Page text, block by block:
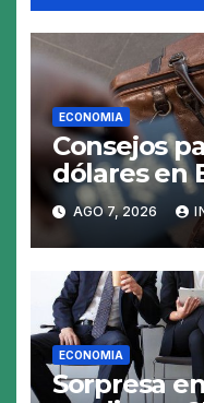
ECONOMIA
Consejos
dólares en
claves para
en el viaje
AGO 7, 2026
ECONOMIA
Sorpresa